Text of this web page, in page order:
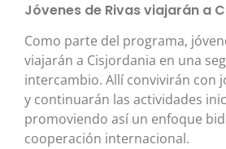
Jóvenes de Rivas viajarán a
Como parte del programa,
viajarán a Cisjordania en una
intercambio. Allí convivirán con
y continuarán las actividades
promoviendo así un enfoque
cooperación internacional.